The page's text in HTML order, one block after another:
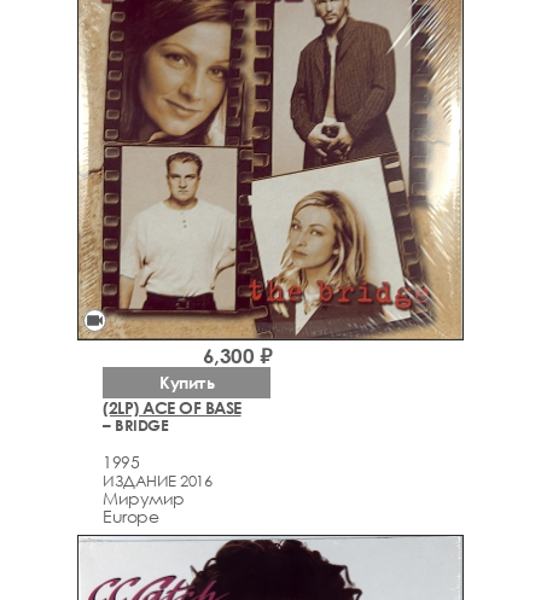
videocam
(2LP) ACE OF BASE
– BRIDGE
1995
ИЗДАНИЕ 2016
Мирумир
Europe
6,300 ₽
Купить